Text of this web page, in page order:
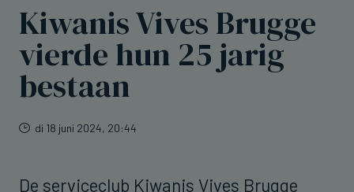
Kiwanis Vives Brugge
vierde hun 25 jarig
bestaan
di 18 juni 2024, 20:44
De serviceclub Kiwanis Vives Brugge